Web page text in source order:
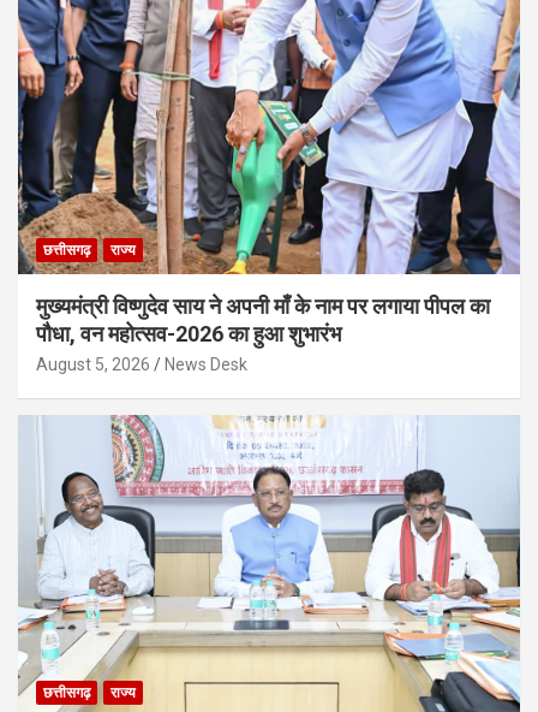
छत्तीसगढ़ राज्य
मुख्यमंत्री विष्णुदेव साय ने अपनी माँ के नाम पर लगाया पीपल का
पौधा, वन महोत्सव-2026 का हुआ शुभारंभ
August 5, 2026 News Desk
छत्तीसगढ़ राज्य